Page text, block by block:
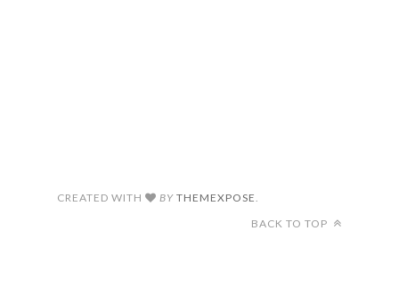
CREATED WITH BY THEMEXPOSE
BACK TO TOP